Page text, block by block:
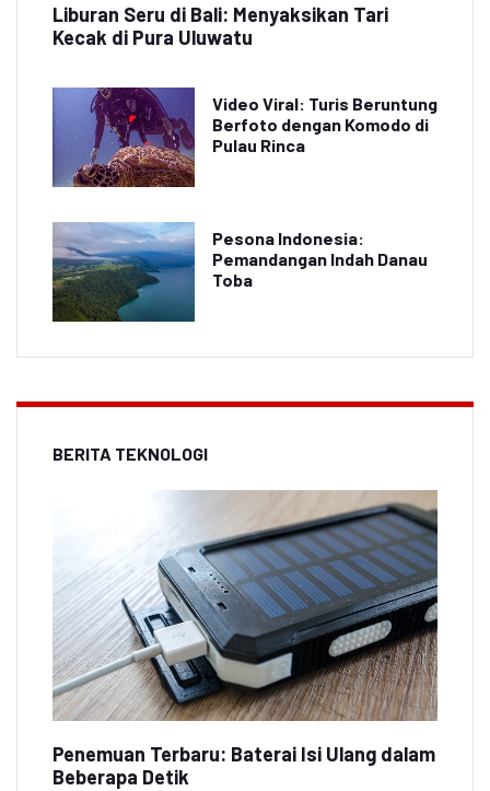
Liburan Seru di Bali: Menyaksikan Tari
Kecak di Pura Uluwatu
Video Viral: Turis Beruntung
Berfoto dengan Komodo di
Pulau Rinca
Pesona Indonesia:
Pemandangan Indah Danau
Toba
BERITA TEKNOLOGI
Penemuan Terbaru: Baterai Isi Ulang dalam
Beberapa Detik